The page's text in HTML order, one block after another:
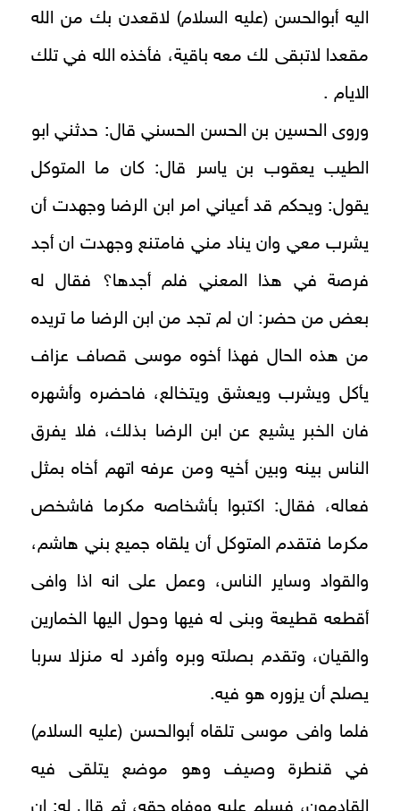
اليه أبوالحسن (عليه السلام) لاقعدن بك من الله
مقعدا لاتبقى لك معه باقية، فأخذه الله في تلك
الايام .
وروى الحسين بن الحسن الحسني قال: حدثني ابو
الطيب يعقوب بن ياسر قال: كان ما المتوكل
يقول: ويحكم قد أعياني امر ابن الرضا وجهدت أن
يشرب معي وان يناد مني فامتنع وجهدت ان أجد
فرصة في هذا المعني فلم أجدها؟ فقال له
بعض من حضر: ان لم تجد من ابن الرضا ما تريده
من هذه الحال فهذا أخوه موسى قصاف عزاف
يأكل ويشرب ويعشق ويتخالع، فاحضره وأشهره
فان الخبر يشيع عن ابن الرضا بذلك، فلا يفرق
الناس بينه وبين أخيه ومن عرفه اتهم أخاه بمثل
فعاله، فقال: اكتبوا بأشخاصه مكرما فاشخص
مكرما فتقدم المتوكل أن يلقاه جميع بني هاشم،
والقواد وساير الناس، وعمل على انه اذا وافى
أقطعه قطيعة وبنى له فيها وحول اليها الخمارين
والقيان، وتقدم بصلته وبره وأفرد له منزلا سربا
يصلح أن يزوره هو فيه.
فلما وافى موسى تلقاه أبوالحسن (عليه السلام)
في قنطرة وصيف وهو موضع يتلقى فيه